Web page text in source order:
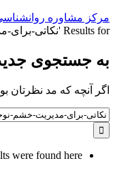
مرکز مشاوره
Results for 'نکاتی-برای-مدیریت-خشم-نوجوانان'
به جستجوی جديد
اگر آنچه که مد نظرتان
Search
for:
were found here.